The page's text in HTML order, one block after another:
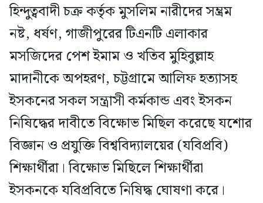
হিন্দুত্ববাদী চক্র কর্তৃক মুসলিম নারীদের সম্ভ্রম
নষ্ট, ধর্ষণ, গাজীপুরের টিএনটি এলাকার
মসজিদের পেশ ইমাম ও খতিব মুহিবুল্লাহ
মাদানীকে অপহরণ, চট্টগ্রামে আলিফ হত্যাসহ
ইসকনের সকল সন্ত্রাসী কর্মকান্ড এবং ইসকন
নিষিদ্ধের দাবীতে বিক্ষোভ মিছিল করেছে যশোর
বিজ্ঞান ও প্রযুক্তি বিশ্ববিদ্যালয়ের (যবিপ্রবি)
শিক্ষার্থীরা। বিক্ষোভ মিছিলে শিক্ষার্থীরা
ইসকনকে যবিপ্রবিতে নিষিদ্ধ ঘোষণা করে।